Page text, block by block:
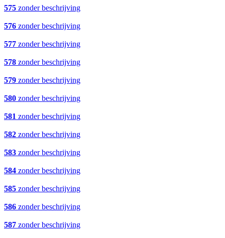
575 zonder beschrijving
576 zonder beschrijving
577 zonder beschrijving
578 zonder beschrijving
579 zonder beschrijving
580 zonder beschrijving
581 zonder beschrijving
582 zonder beschrijving
583 zonder beschrijving
584 zonder beschrijving
585 zonder beschrijving
586 zonder beschrijving
587 zonder beschrijving